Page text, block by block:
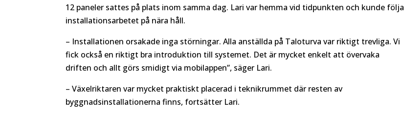
12 paneler sattes på plats inom samma dag. Lari var hemma vid tidpunkten och kunde följa
installationsarbetet på nära håll.
– Installationen orsakade inga störningar. Alla anställda på Taloturva var riktigt trevliga. Vi
fick också en riktigt bra introduktion till systemet. Det är mycket enkelt att övervaka
driften och allt görs smidigt via mobilappen”, säger Lari.
– Växelriktaren var mycket praktiskt placerad i teknikrummet där resten av
byggnadsinstallationerna finns, fortsätter Lari.